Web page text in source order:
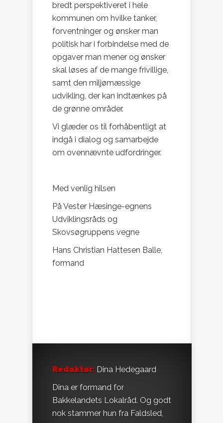
bredt perspektiveret i hele
kommunen om hvilke tanker,
forventninger og ønsker man
politisk har i forbindelse med de
opgaver man mener og ønsker
skal løses af de mange frivillige,
samt den miljømæssige
udvikling, der kan indtænkes på
de grønne områder.
Vi glæder os til forhåbentligt at
indgå i dialog og samarbejde
om ovennævnte udfordringer.
Med venlig hilsen
På Vester Hæsinge-egnens
Udviklingsråds og
Skovsøgruppens vegne
Hans Christian Hattesen Balle,
formand
Redaktør: Dina Hedegaard
Dina er formand for
Bakkelandets Lokalråd. Og godt
nok stammer hun fra Faldsled,